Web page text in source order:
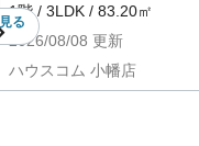
見る
1階 / 3LDK / 83.20㎡
2026/08/08 更新
ハウスコム 小幡店